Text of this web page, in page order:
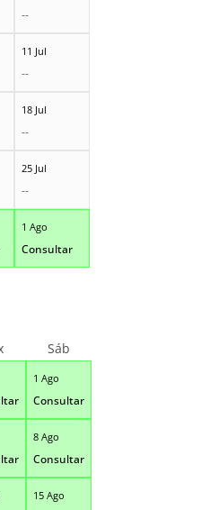
--
11 Jul
--
18 Jul
--
25 Jul
--
1 Ago
Consultar
1 Ago
Consultar
8 Ago
Consultar
15 Ago
Sáb